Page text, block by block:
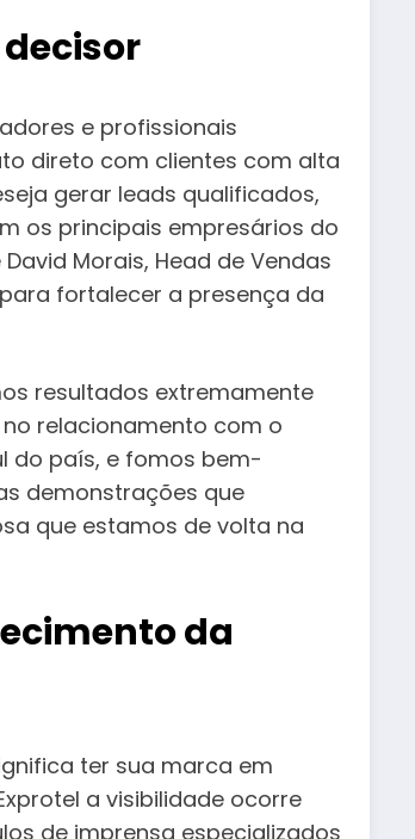
e profissionais
direto com clientes com alta
gerar leads qualificados,
os principais empresários do
Morais, Head de Vendas
fortalecer a presença da
resultados extremamente
relacionamento com o
do país, e fomos bem-
demonstrações que
que estamos de volta na
da
ter sua marca em
a visibilidade ocorre
de imprensa especializados